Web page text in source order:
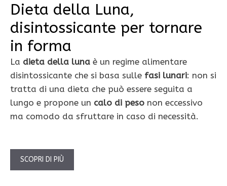
Dieta della Luna,
disintossicante per tornare
in forma
La dieta della luna è un regime alimentare
disintossicante che si basa sulle fasi lunari: non si
tratta di una dieta che può essere seguita a
lungo e propone un calo di peso non eccessivo
ma comodo da sfruttare in caso di necessità.
SCOPRI DI PIÙ